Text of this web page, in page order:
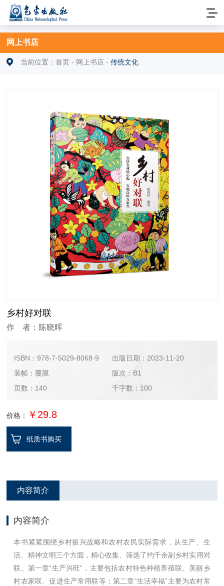
网上书店
当前位置：首页 - 网上书店 -传统文化
乡村好对联
作 者：陈晓晖
ISBN：978-7-5029-8068-9
出版日期：2023-11-20
装帧：覆膜
版次：B1
页数：140
千字数：100
价格： ￥29.8
纸质书购买
内容简介
内容简介
本书紧紧围绕乡村振兴战略和农村农民实际需求，从生产、生
活、精神文明三个方面，精心收集、筛选了约千余副乡村实用对
联。第一章“生产兴旺”，主要包括农村特色种植养殖联、美丽乡
村农家联、促进生产常用联等；第二章“生活幸福”主要为农村常